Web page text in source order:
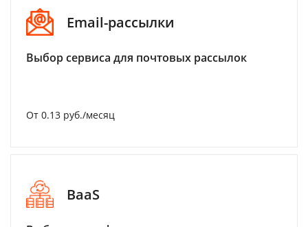
Email-рассылки
Выбор сервиса для почтовых рассылок
От 0.13 руб./месяц
BaaS